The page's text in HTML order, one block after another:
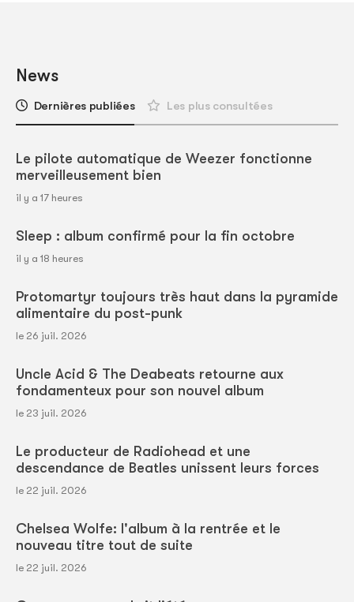
News
Dernières publiées Les plus consultées
Le pilote automatique de Weezer fonctionne
merveilleusement bien
il y a 17 heures
Sleep : album confirmé pour la fin octobre
il y a 18 heures
Protomartyr toujours très haut dans la pyramide
alimentaire du post-punk
le 26 juil. 2026
Uncle Acid & The Deabeats retourne aux
fondamenteux pour son nouvel album
le 23 juil. 2026
Le producteur de Radiohead et une
descendance de Beatles unissent leurs forces
le 22 juil. 2026
Chelsea Wolfe: l'album à la rentrée et le
nouveau titre tout de suite
le 22 juil. 2026